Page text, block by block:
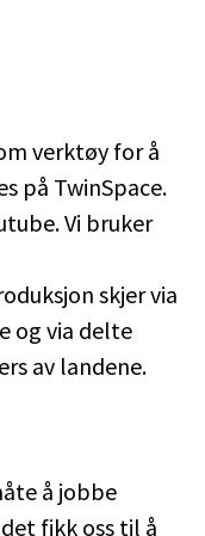
verktøy for å
på TwinSpace.
Vi bruker
skjer via
og via delte
av landene.
å jobbe
fikk oss til å